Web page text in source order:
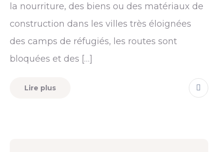
la nourriture, des biens ou des matériaux de
construction dans les villes très éloignées
des camps de réfugiés, les routes sont
bloquées et des […]
Lire plus